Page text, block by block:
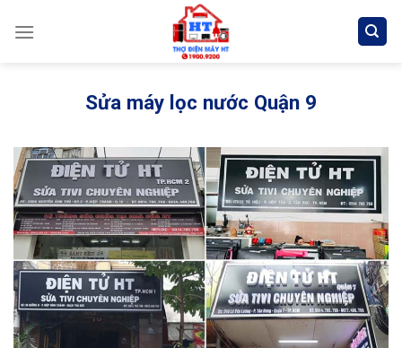
Sửa máy lọc nước Quận 9